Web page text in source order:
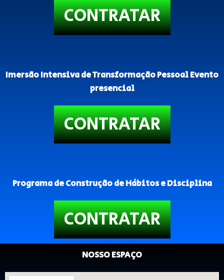
CONTRATAR
Imersão Intensiva de Transformação Pessoal Evento
presencial
CONTRATAR
Programa de Construção de Hábitos e Disciplina
CONTRATAR
NOSSO ESPAÇO